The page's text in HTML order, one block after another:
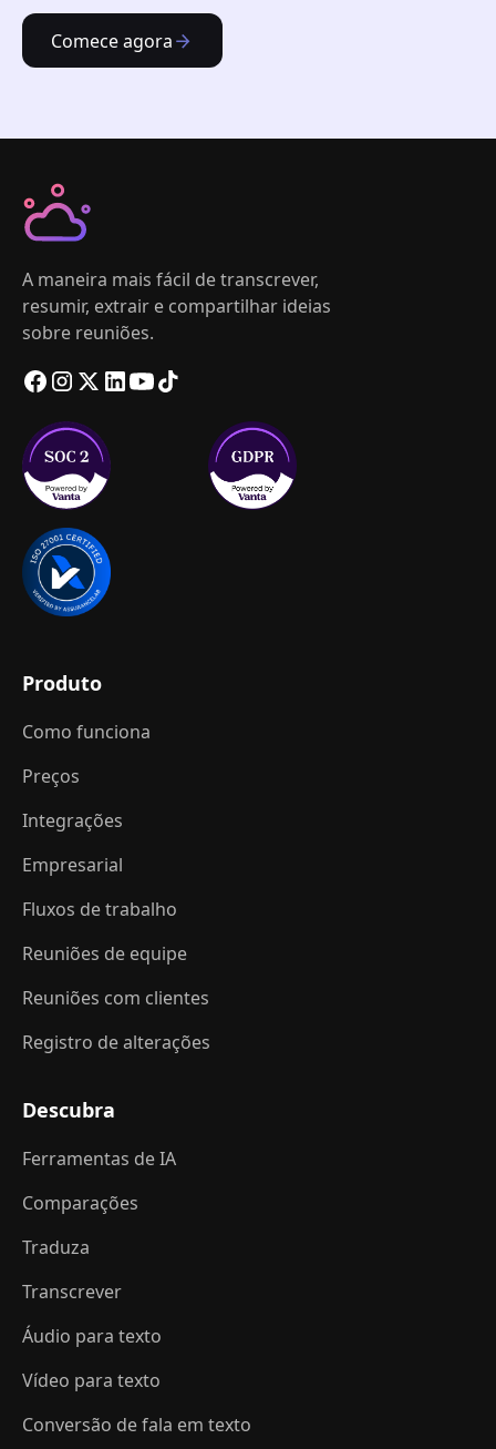
Comece agora
A maneira mais fácil de transcrever,
resumir, extrair e compartilhar ideias
sobre reuniões.
Produto
Como funciona
Preços
Integrações
Empresarial
Fluxos de trabalho
Reuniões de equipe
Reuniões com clientes
Registro de alterações
Descubra
Ferramentas de IA
Comparações
Traduza
Transcrever
Áudio para texto
Vídeo para texto
Conversão de fala em texto